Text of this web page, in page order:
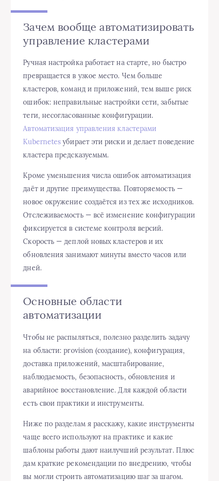
Зачем вообще автоматизировать
управление кластерами
Ручная настройка работает на старте, но быстро
превращается в узкое место. Чем больше
кластеров, команд и приложений, тем выше риск
ошибок: неправильные настройки сети, забытые
теги, несогласованные конфигурации.
Автоматизация управления кластерами
Kubernetes убирает эти риски и делает поведение
кластера предсказуемым.
Кроме уменьшения числа ошибок автоматизация
даёт и другие преимущества. Повторяемость —
новое окружение создаётся из тех же исходников.
Отслеживаемость — всё изменение конфигурации
фиксируется в системе контроля версий.
Скорость — деплой новых кластеров и их
обновления занимают минуты вместо часов или
дней.
Основные области
автоматизации
Чтобы не распыляться, полезно разделить задачу
на области: provision (создание), конфигурация,
доставка приложений, масштабирование,
наблюдаемость, безопасность, обновления и
аварийное восстановление. Для каждой области
есть свои практики и инструменты.
Ниже по разделам я расскажу, какие инструменты
чаще всего используют на практике и какие
шаблоны работы дают наилучший результат. Плюс
дам краткие рекомендации по внедрению, чтобы
вы могли строить автоматизацию шаг за шагом.